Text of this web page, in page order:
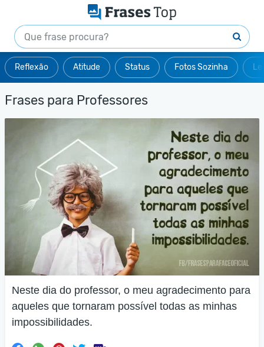
Reflexão Atitude Status Fotos Sozinha
Frases para Professores
Neste dia do professor, o meu agradecimento para
aqueles que tornaram possível todas as minhas
impossibilidades.